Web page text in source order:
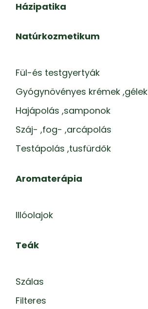
Házipatika
Natúrkozmetikum
Fül-és testgyertyák
Gyógynövényes krémek ,gélek
Hajápolás ,samponok
Száj- ,fog- ,arcápolás
Testápolás ,tusfürdők
Aromaterápia
Illóolajok
Teák
Szálas
Filteres